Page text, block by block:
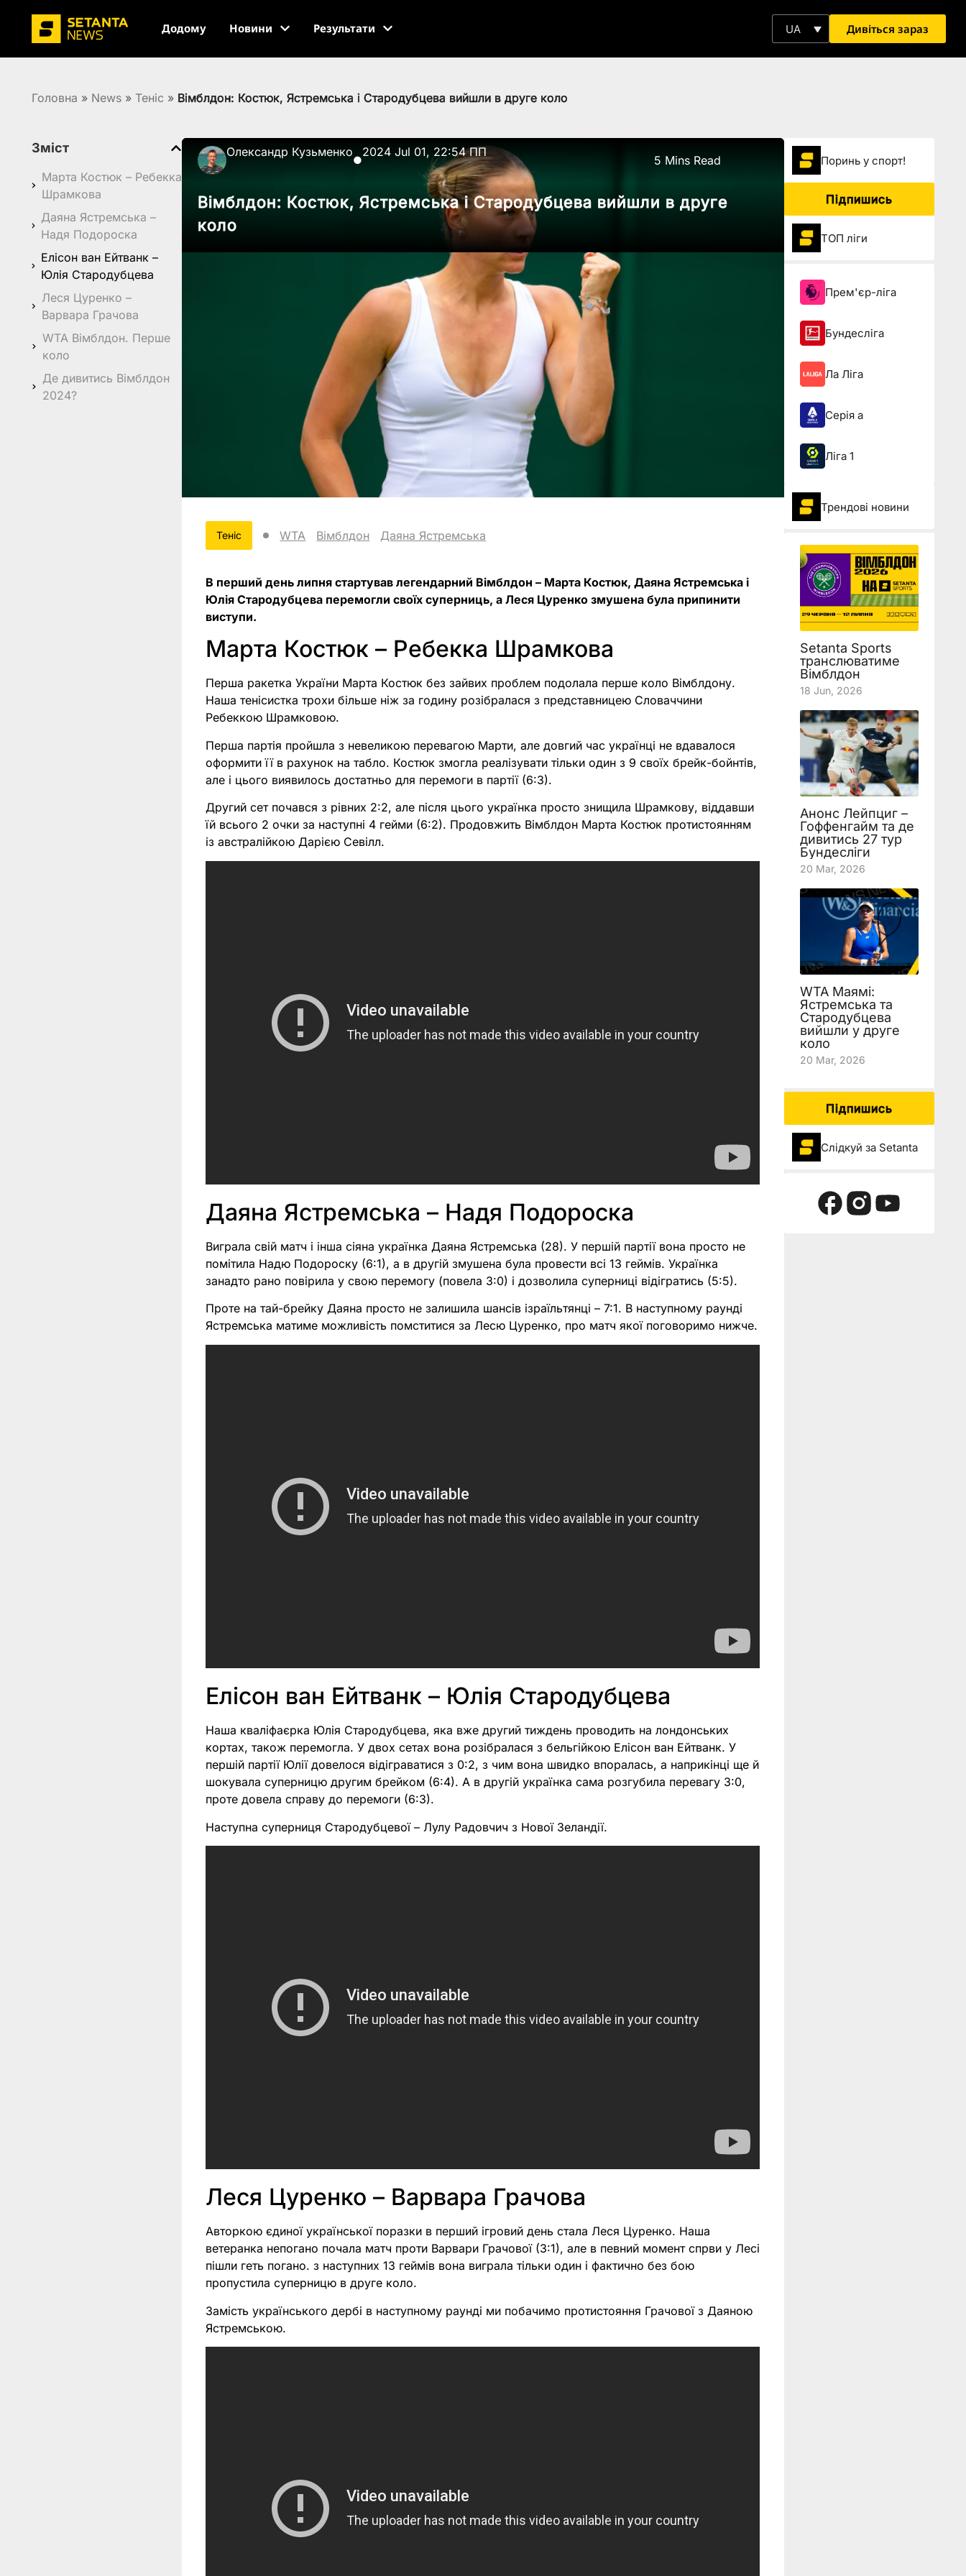
Додому Новини Результати UA Дивіться зараз
Головна » News » Теніс » Вімблдон: Костюк, Ястремська і Стародубцева вийшли в друге коло
Зміст
Марта Костюк – Ребекка
Шрамкова
Даяна Ястремська –
Надя Подороска
Елісон ван Ейтванк –
Юлія Стародубцева
Леся Цуренко –
Варвара Грачова
WTA Вімблдон. Перше
коло
Де дивитись Вімблдон
2024?
Олександр Кузьменко
●
2024 Jul 01, 22:54 ПП
5 Mins Read
Вімблдон: Костюк, Ястремська і Стародубцева вийшли в друге
коло
Теніс WTA Вімблдон Даяна Ястремська
В перший день липня стартував легендарний Вімблдон – Марта Костюк, Даяна Ястремська і
Юлія Стародубцева перемогли своїх суперниць, а Леся Цуренко змушена була припинити
виступи.
Марта Костюк – Ребекка Шрамкова
Перша ракетка України Марта Костюк без зайвих проблем подолала перше коло Вімблдону.
Наша тенісистка трохи більше ніж за годину розібралася з представницею Словаччини
Ребеккою Шрамковою.
Перша партія пройшла з невеликою перевагою Марти, але довгий час українці не вдавалося
оформити її в рахунок на табло. Костюк змогла реалізувати тільки один з 9 своїх брейк-бойнтів,
але і цього виявилось достатньо для перемоги в партії (6:3).
Другий сет почався з рівних 2:2, але після цього українка просто знищила Шрамкову, віддавши
їй всього 2 очки за наступні 4 гейми (6:2). Продовжить Вімблдон Марта Костюк протистоянням
із австралійкою Дарією Севілл.
Даяна Ястремська – Надя Подороска
Виграла свій матч і інша сіяна українка Даяна Ястремська (28). У першій партії вона просто не
помітила Надю Подороску (6:1), а в другій змушена була провести всі 13 геймів. Українка
занадто рано повірила у свою перемогу (повела 3:0) і дозволила суперниці відігратись (5:5).
Проте на тай-брейку Даяна просто не залишила шансів ізраїльтянці – 7:1. В наступному раунді
Ястремська матиме можливість помститися за Лесю Цуренко, про матч якої поговоримо нижче.
Елісон ван Ейтванк – Юлія Стародубцева
Наша кваліфаєрка Юлія Стародубцева, яка вже другий тиждень проводить на лондонських
кортах, також перемогла. У двох сетах вона розібралася з бельгійкою Елісон ван Ейтванк. У
першій партії Юлії довелося відіграватися з 0:2, з чим вона швидко впоралась, а наприкінці ще й
шокувала суперницю другим брейком (6:4). А в другій українка сама розгубила перевагу 3:0,
проте довела справу до перемоги (6:3).
Наступна суперниця Стародубцевої – Лулу Радовчич з Нової Зеландії.
Леся Цуренко – Варвара Грачова
Авторкою єдиної української поразки в перший ігровий день стала Леся Цуренко. Наша
ветеранка непогано почала матч проти Варвари Грачової (3:1), але в певний момент спрви у Лесі
пішли геть погано. з наступних 13 геймів вона виграла тільки один і фактично без бою
пропустила суперницю в друге коло.
Замість українського дербі в наступному раунді ми побачимо протистояння Грачової з Даяною
Ястремською.
Поринь у спорт!
Підпишись
ТОП ліги
Прем'єр-ліга
Бундесліга
Ла Ліга
Серія а
Ліга 1
Трендові новини
Setanta Sports
транслюватиме
Вімблдон
18 Jun, 2026
Анонс Лейпциг –
Гоффенгайм та де
дивитись 27 тур
Бундесліги
20 Mar, 2026
WTA Маямі:
Ястремська та
Стародубцева
вийшли у друге
коло
20 Mar, 2026
Підпишись
Слідкуй за Setanta